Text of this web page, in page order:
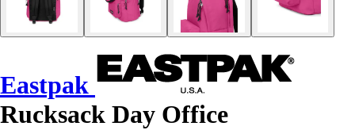
Eastpak
Rucksack Day Office